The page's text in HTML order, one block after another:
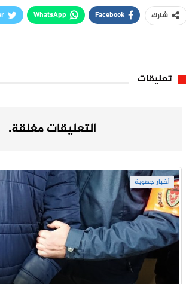
شارك Facebook
WhatsApp
تعليقات
التعليقات مغلقة.
أخبار جهوية